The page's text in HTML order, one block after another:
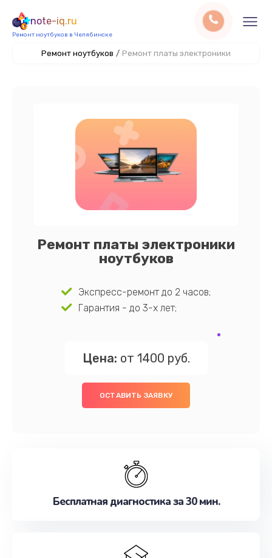
note-iq.ru
Ремонт ноутбуков в Челябинске
Ремонт ноутбуков / Ремонт платы электроники
Ремонт платы электроники
ноутбуков
Экспресс-ремонт до 2 часов;
Гарантия - до 3-х лет;
Цена: от 1400 руб.
ОСТАВИТЬ ЗАЯВКУ
Бесплатная диагностика за 30 мин.